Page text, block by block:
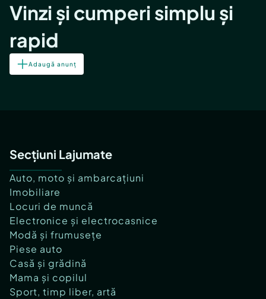
Vinzi și cumperi simplu și
rapid
Adaugă anunț
Secțiuni Lajumate
Auto, moto și ambarcațiuni
Imobiliare
Locuri de muncă
Electronice și electrocasnice
Modă și frumusețe
Piese auto
Casă și grădină
Mama și copilul
Sport, timp liber, artă